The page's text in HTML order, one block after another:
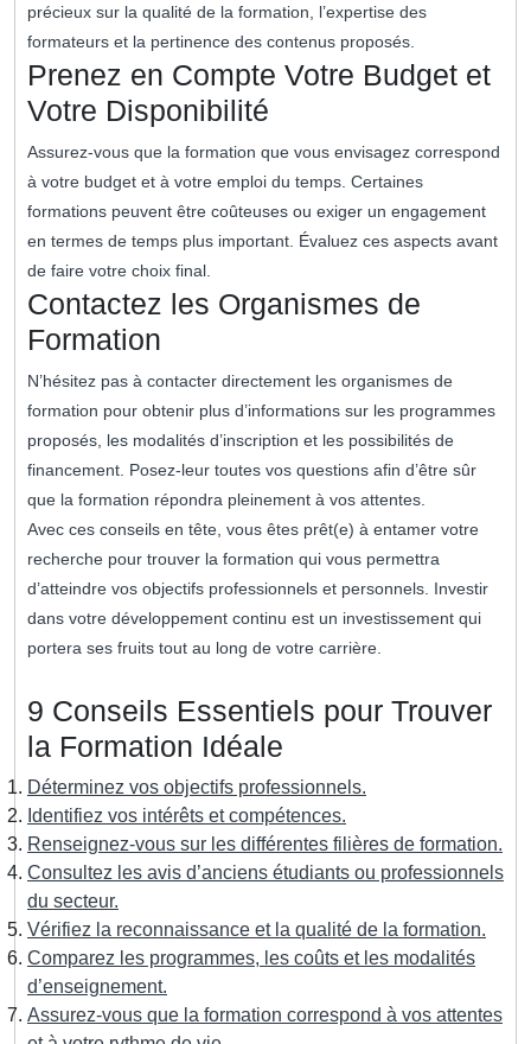
précieux sur la qualité de la formation, l’expertise des
formateurs et la pertinence des contenus proposés.
Prenez en Compte Votre Budget et
Votre Disponibilité
Assurez-vous que la formation que vous envisagez correspond
à votre budget et à votre emploi du temps. Certaines
formations peuvent être coûteuses ou exiger un engagement
en termes de temps plus important. Évaluez ces aspects avant
de faire votre choix final.
Contactez les Organismes de
Formation
N’hésitez pas à contacter directement les organismes de
formation pour obtenir plus d’informations sur les programmes
proposés, les modalités d’inscription et les possibilités de
financement. Posez-leur toutes vos questions afin d’être sûr
que la formation répondra pleinement à vos attentes.
Avec ces conseils en tête, vous êtes prêt(e) à entamer votre
recherche pour trouver la formation qui vous permettra
d’atteindre vos objectifs professionnels et personnels. Investir
dans votre développement continu est un investissement qui
portera ses fruits tout au long de votre carrière.
9 Conseils Essentiels pour Trouver
la Formation Idéale
Déterminez vos objectifs professionnels.
Identifiez vos intérêts et compétences.
Renseignez-vous sur les différentes filières de formation.
Consultez les avis d’anciens étudiants ou professionnels
du secteur.
Vérifiez la reconnaissance et la qualité de la formation.
Comparez les programmes, les coûts et les modalités
d’enseignement.
Assurez-vous que la formation correspond à vos attentes